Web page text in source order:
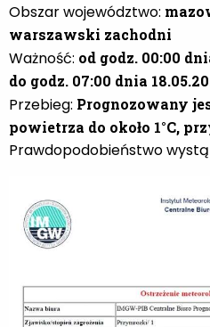
Obszar województwo:
warszawski zachodni
Ważność: od godz. 00:00
do godz. 07:00 dnia
Przebieg: Prognozowany
powietrza do około 1°C,
Prawdopodobieństwo